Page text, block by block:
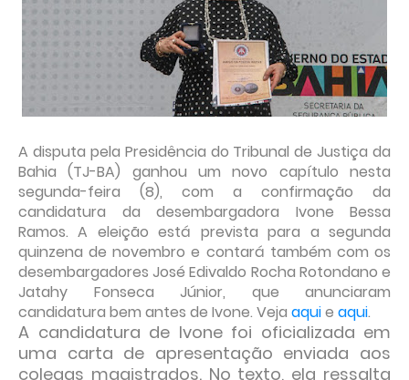
A disputa pela Presidência do Tribunal de Justiça da
Bahia (TJ-BA) ganhou um novo capítulo nesta
segunda-feira (8), com a confirmação da
candidatura da desembargadora Ivone Bessa
Ramos. A eleição está prevista para a segunda
quinzena de novembro e contará também com os
desembargadores José Edivaldo Rocha Rotondano e
Jatahy Fonseca Júnior, que anunciaram
candidatura bem antes de Ivone. Veja aquie aqui.
A candidatura de Ivone foi oficializada em
uma carta de apresentação enviada aos
colegas magistrados. No texto, ela ressalta